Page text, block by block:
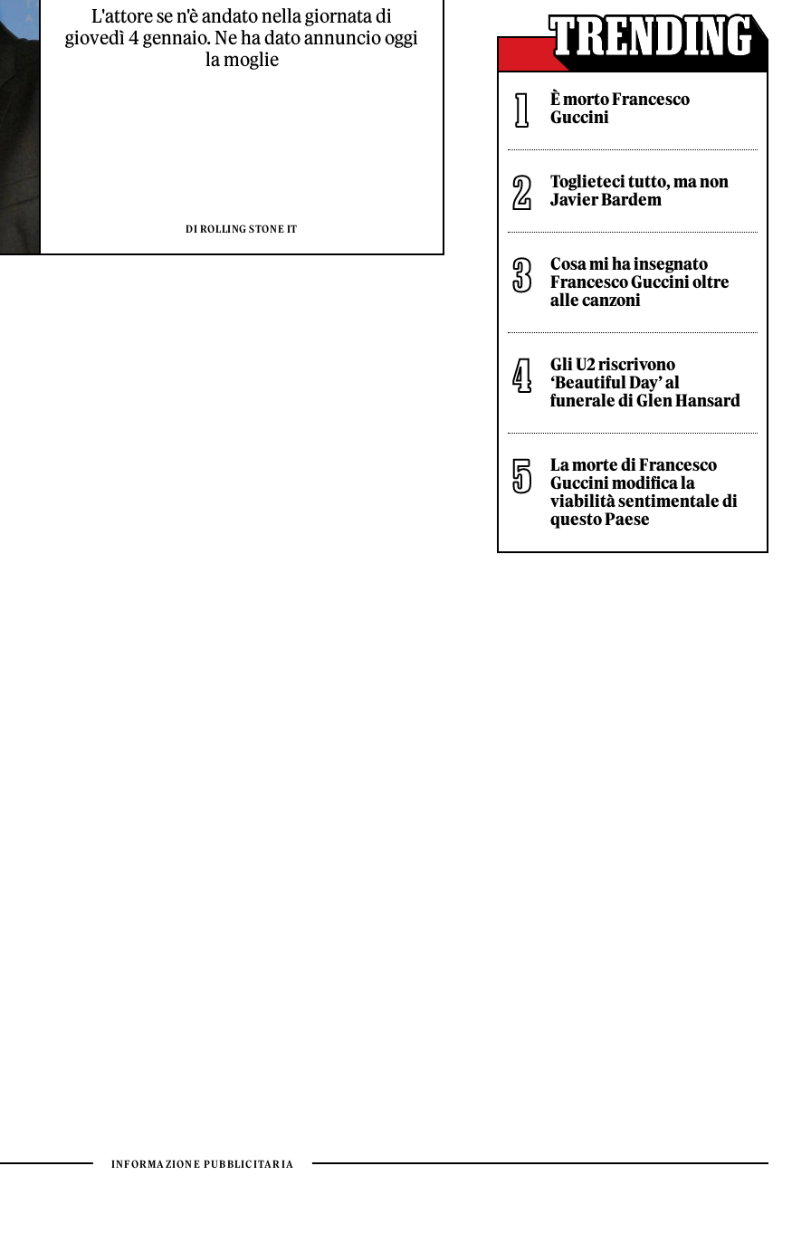
L'attore se n'è andato nella giornata di
giovedì 4 gennaio. Ne ha dato annuncio oggi
la moglie
DI ROLLING STONE IT
È morto Francesco
Guccini
Toglieteci tutto, ma non
Javier Bardem
Cosa mi ha insegnato
Francesco Guccini oltre
alle canzoni
Gli U2 riscrivono
‘Beautiful Day’ al
funerale di Glen Hansard
La morte di Francesco
Guccini modifica la
viabilità sentimentale di
questo Paese